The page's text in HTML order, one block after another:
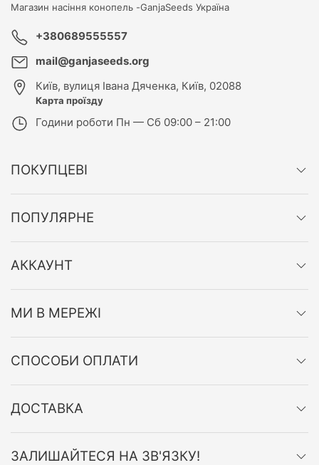
Магазин насіння конопель -GanjaSeeds Україна
+380689555557
mail@ganjaseeds.org
Київ, вулиця Івана Дяченка, Київ, 02088
Карта проїзду
Години роботи Пн — Сб 09:00 – 21:00
ПОКУПЦЕВІ
ПОПУЛЯРНЕ
АККАУНТ
МИ В МЕРЕЖІ
СПОСОБИ ОПЛАТИ
ДОСТАВКА
ЗАЛИШАЙТЕСЯ НА ЗВ'ЯЗКУ!